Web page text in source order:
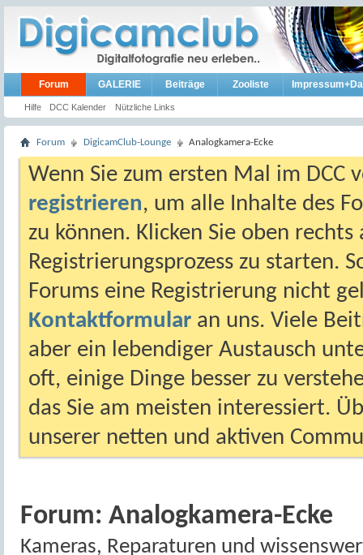
Forum
Hilfe DCC Kalender Nützliche Links
GALERIE Beiträge Zooliste
Forum DigicamClub-Lounge Analogkamera-Ecke
Wenn Sie zum ersten Mal im DCC
registrieren, um alle Inhalte des
zu können. Klicken Sie oben
Registrierungsprozess zu starten.
Forums eine Registrierung nicht
Kontaktformular an uns. Viele
aber ein lebendiger Austausch
oft, einige Dinge besser zu
das Sie am meisten interessiert.
unserer netten und aktiven
Forum: Analogkamera-Ecke
Kameras, Reparaturen und